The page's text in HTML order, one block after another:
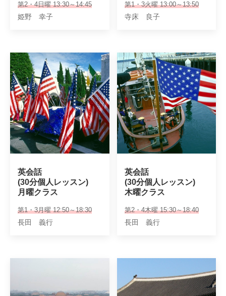
第2・4日曜 13:30～14:45
姫野 幸子
第1・3火曜 13:00～13:50
寺床 良子
英会話
(30分個人レッスン)
月曜クラス
第1・3月曜 12:50～18:30
長田 義行
英会話
(30分個人レッスン)
木曜クラス
第2・4木曜 15:30～18:40
長田 義行